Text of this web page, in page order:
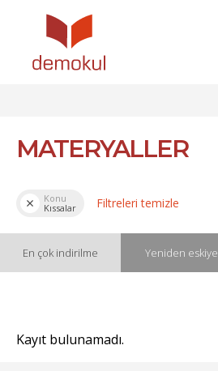
MATERYALLER
Konu
Kıssalar
Filtreleri temizle
En çok indirilme Yeniden eskiye
Kayıt bulunamadı.